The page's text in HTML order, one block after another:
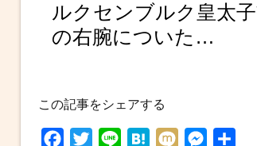
ルクセンブルク皇太
の右腕についた…
この記事をシェアする
H
M